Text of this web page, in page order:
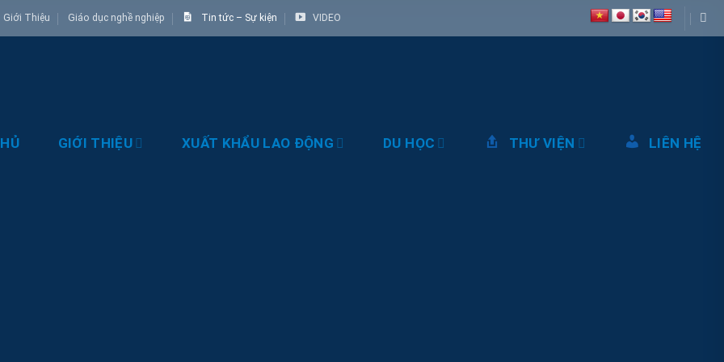
Giới Thiệu Giáo dục nghề nghiệp Tin tức – Sự kiện VIDEO
GIỚI THIỆU XUẤT KHẨU LAO ĐỘNG DU HỌC THƯ VIỆN LIÊN HỆ